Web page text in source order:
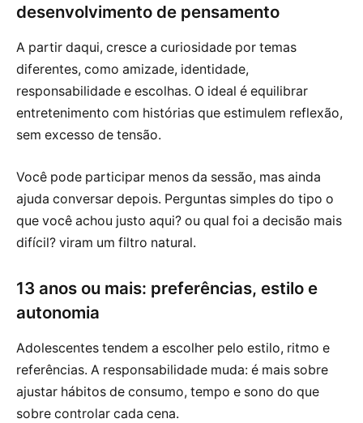
desenvolvimento de pensamento
A partir daqui, cresce a curiosidade por temas
diferentes, como amizade, identidade,
responsabilidade e escolhas. O ideal é equilibrar
entretenimento com histórias que estimulem reflexão,
sem excesso de tensão.
Você pode participar menos da sessão, mas ainda
ajuda conversar depois. Perguntas simples do tipo o
que você achou justo aqui? ou qual foi a decisão mais
difícil? viram um filtro natural.
13 anos ou mais: preferências, estilo e
autonomia
Adolescentes tendem a escolher pelo estilo, ritmo e
referências. A responsabilidade muda: é mais sobre
ajustar hábitos de consumo, tempo e sono do que
sobre controlar cada cena.